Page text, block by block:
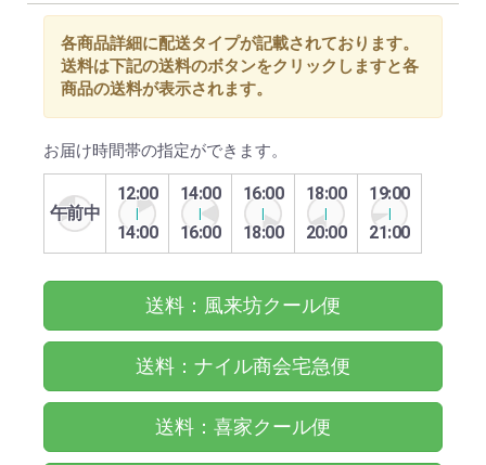
各商品詳細に配送タイプが記載されております。
送料は下記の送料のボタンをクリックしますと各
商品の送料が表示されます。
お届け時間帯の指定ができます。
午前中
12:00
14:00
14:00
16:00
16:00
18:00
18:00
20:00
19:00
21:00
送料：風来坊クール便
送料：ナイル商会宅急便
送料：喜家クール便